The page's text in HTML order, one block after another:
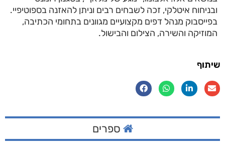
ובניחוח איטלקי, זכה לשבחים רבים וניתן להאזנה בספוטיפיי.
בפייסבוק מנהל דפים מקצועיים מגוונים בתחומי הכתיבה,
המוזיקה והשירה, הצילום והבישול.
שיתוף
ספרים